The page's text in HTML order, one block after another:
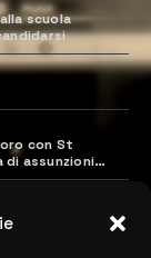
scuola
con St
assunzioni